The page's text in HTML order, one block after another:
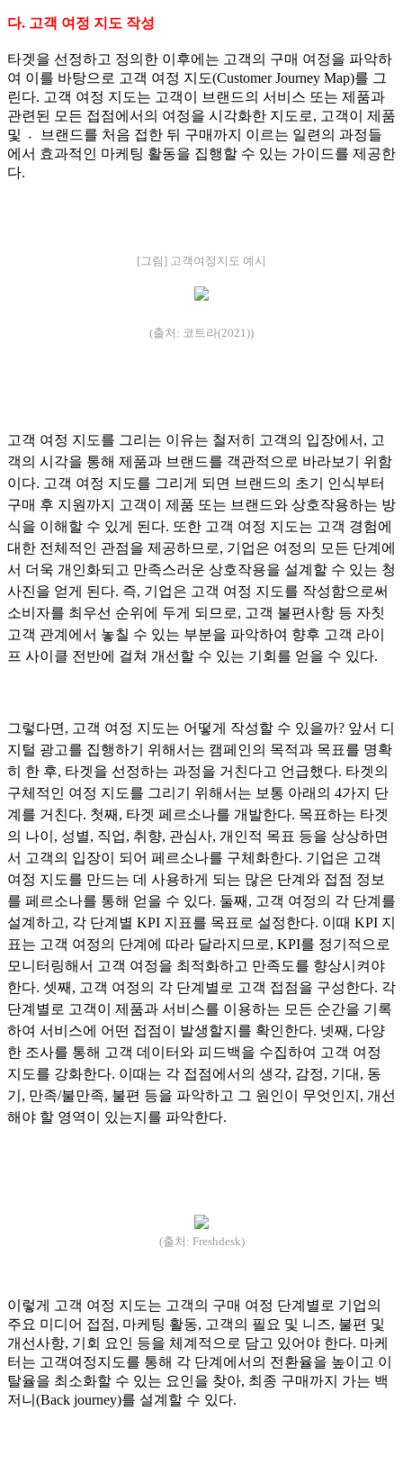
다. 고객 여정 지도 작성
타겟을 선정하고 정의한 이후에는 고객의 구매 여정을 파악하
여 이를 바탕으로 고객 여정 지도(Customer Journey Map)를 그
린다. 고객 여정 지도는 고객이 브랜드의 서비스 또는 제품과
관련된 모든 접점에서의 여정을 시각화한 지도로, 고객이 제품
및 〮브랜드를 처음 접한 뒤 구매까지 이르는 일련의 과정들
에서 효과적인 마케팅 활동을 집행할 수 있는 가이드를 제공한
다.
[그림] 고객여정지도 예시
(출처: 코트라(2021))
고객 여정 지도를 그리는 이유는 철저히 고객의 입장에서, 고
객의 시각을 통해 제품과 브랜드를 객관적으로 바라보기 위함
이다. 고객 여정 지도를 그리게 되면 브랜드의 초기 인식부터
구매 후 지원까지 고객이 제품 또는 브랜드와 상호작용하는 방
식을 이해할 수 있게 된다. 또한 고객 여정 지도는 고객 경험에
대한 전체적인 관점을 제공하므로, 기업은 여정의 모든 단계에
서 더욱 개인화되고 만족스러운 상호작용을 설계할 수 있는 청
사진을 얻게 된다. 즉, 기업은 고객 여정 지도를 작성함으로써
소비자를 최우선 순위에 두게 되므로, 고객 불편사항 등 자칫
고객 관계에서 놓칠 수 있는 부분을 파악하여 향후 고객 라이
프 사이클 전반에 걸쳐 개선할 수 있는 기회를 얻을 수 있다.
그렇다면, 고객 여정 지도는 어떻게 작성할 수 있을까? 앞서 디
지털 광고를 집행하기 위해서는 캠페인의 목적과 목표를 명확
히 한 후, 타겟을 선정하는 과정을 거친다고 언급했다. 타겟의
구체적인 여정 지도를 그리기 위해서는 보통 아래의 4가지 단
계를 거친다. 첫째, 타겟 페르소나를 개발한다. 목표하는 타겟
의 나이, 성별, 직업, 취향, 관심사, 개인적 목표 등을 상상하면
서 고객의 입장이 되어 페르소나를 구체화한다. 기업은 고객
여정 지도를 만드는 데 사용하게 되는 많은 단계와 접점 정보
를 페르소나를 통해 얻을 수 있다. 둘째, 고객 여정의 각 단계를
설계하고, 각 단계별 KPI 지표를 목표로 설정한다. 이때 KPI 지
표는 고객 여정의 단계에 따라 달라지므로, KPI를 정기적으로
모니터링해서 고객 여정을 최적화하고 만족도를 향상시켜야
한다. 셋째, 고객 여정의 각 단계별로 고객 접점을 구성한다. 각
단계별로 고객이 제품과 서비스를 이용하는 모든 순간을 기록
하여 서비스에 어떤 접점이 발생할지를 확인한다. 넷째, 다양
한 조사를 통해 고객 데이터와 피드백을 수집하여 고객 여정
지도를 강화한다. 이때는 각 접점에서의 생각, 감정, 기대, 동
기, 만족/불만족, 불편 등을 파악하고 그 원인이 무엇인지, 개선
해야 할 영역이 있는지를 파악한다.
(출처: Freshdesk)
이렇게 고객 여정 지도는 고객의 구매 여정 단계별로 기업의
주요 미디어 접점, 마케팅 활동, 고객의 필요 및 니즈, 불편 및
개선사항, 기회 요인 등을 체계적으로 담고 있어야 한다. 마케
터는 고객여정지도를 통해 각 단계에서의 전환율을 높이고 이
탈율을 최소화할 수 있는 요인을 찾아, 최종 구매까지 가는 백
저니(Back journey)를 설계할 수 있다.